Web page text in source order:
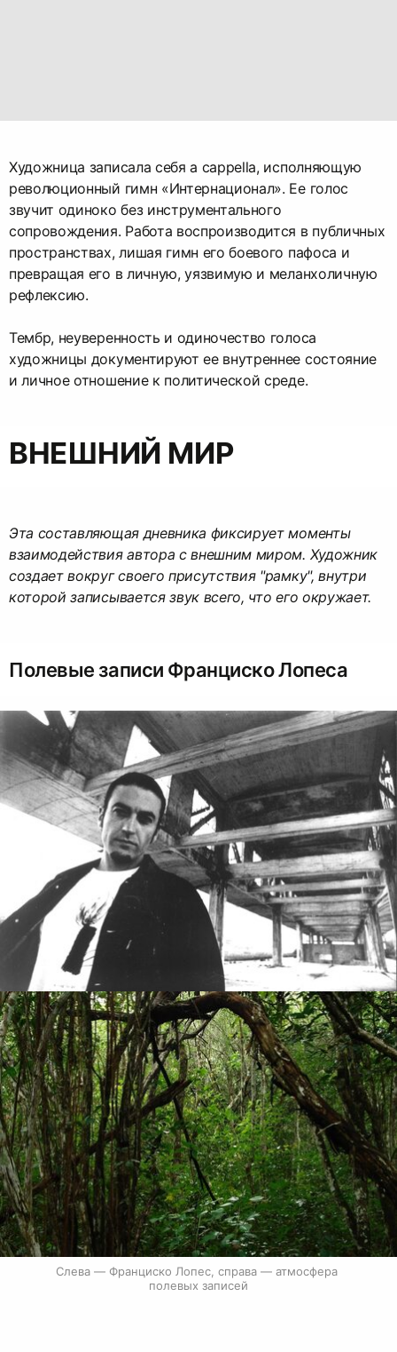
Художница записала себя a cappella, исполняющую
революционный гимн «Интернационал». Ее голос
звучит одиноко без инструментального
сопровождения. Работа воспроизводится в публичных
пространствах, лишая гимн его боевого пафоса и
превращая его в личную, уязвимую и меланхоличную
рефлексию.
Тембр, неуверенность и одиночество голоса
художницы документируют ее внутреннее состояние
и личное отношение к политической среде.
ВНЕШНИЙ МИР
Эта составляющая дневника фиксирует моменты
взаимодействия автора с внешним миром. Художник
создает вокруг своего присутствия "рамку", внутри
которой записывается звук всего, что его окружает.
Полевые записи Франциско Лопеса
Слева — Франциско Лопес, справа — атмосфера
полевых записей